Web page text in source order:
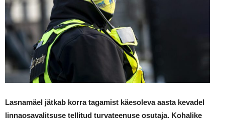
Lasnamäel jätkab korra tagamist käesoleva aasta kevadel
linnaosavalitsuse tellitud turvateenuse osutaja. Kohalike